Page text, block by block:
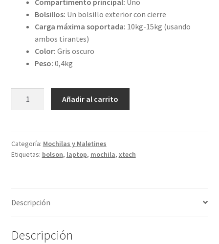
Bolsillos: Un bolsillo exterior con cierre
Carga máxima soportada: 10kg-15kg (usando
ambos tirantes)
Color: Gris oscuro
Peso: 0,4kg
para
laptop
Añadir al carrito
Categoría: Mochilas y Maletines
Etiquetas: bolson, laptop, mochila, xtech
Descripción
Descripción